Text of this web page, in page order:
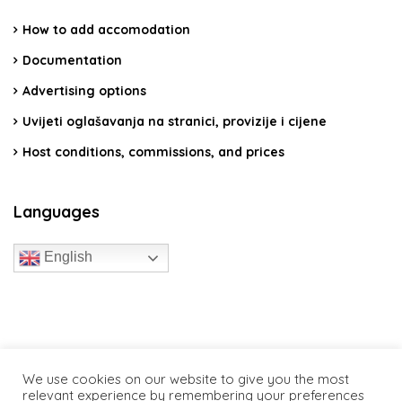
How to add accomodation
Documentation
Advertising options
Uvijeti oglašavanja na stranici, provizije i cijene
Host conditions, commissions, and prices
Languages
English
We use cookies on our website to give you the most
relevant experience by remembering your preferences